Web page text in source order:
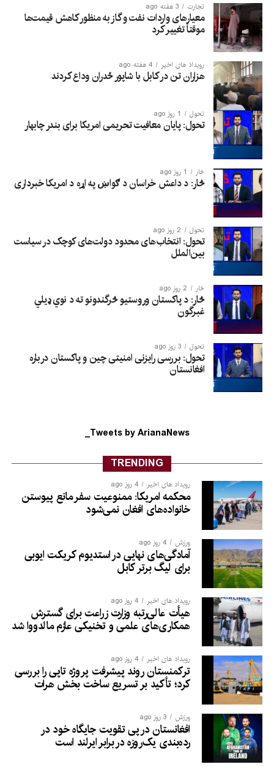
تجارت 3 هفته ago
معیارهای واردات نفت و گاز به منظور کاهش قیمت‌ها
موقتاً تغییر کرد
رویداد های اخیر 4 هفته ago
هزاران تن در کابل با شاپور ځدران وداع کردند
تحول 1 روز ago
تحول: پایان معافیت تحریمی امریکا برای بندر چابهار
څار 1 روز ago
څار: د داعش خراسان د ګواښ په اړه د امریکا خبرداری
تحول 2 روز ago
تحول: انتخاب‌های محدود دولت‌های کوچک در سیاست
بین‌الملل
څار 2 روز ago
څار: د پاکستان وروستیو څرگندونو ته د نوي ډیلي
غبرگون
تحول 3 روز ago
تحول: بررسی رایزنی امنیتی چین و پاکستان درباره
افغانستان
Tweets by ArianaNews_
TRENDING
رویداد های اخیر 4 روز ago
محکمه امریکا: ممنوعیت سفر مانع پیوستن
خانواده‌های افغان نمی‌شود
ورزش 4 روز ago
آمادگی‌های نهایی در استدیوم کریکت ایوبی
برای لیگ برتر کابل
رویداد های اخیر 4 روز ago
هیأت عالی‌رتبه وزارت زراعت برای گسترش
همکاری‌های علمی و تخنیکی عازم مالدووا شد
رویداد های اخیر 4 روز ago
ترکمنستان روند پیشرفت پروژه تاپی را بررسی
کرد؛ تأکید بر تسریع ساخت بخش هرات
ورزش 3 روز ago
افغانستان در پی تقویت جایگاه خود در
رده‌بندی یک‌روزه در برابر ایرلند است